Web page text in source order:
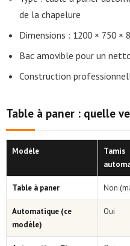
de la chapelure
Dimensions : 1200 × 750 ×
Bac amovible pour un
Construction
Table à paner : quelle
Modèle
Tamis
Table à paner Non
Automatique (ce
modèle)
Oui